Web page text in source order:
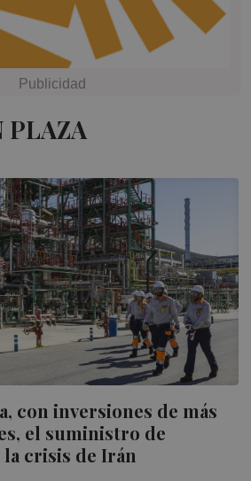
PLAZA
con inversiones de más
el suministro de
crisis de Irán